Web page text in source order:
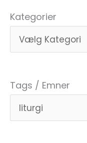
mellem
Danmark
og
Kategorier
Tags / Emner